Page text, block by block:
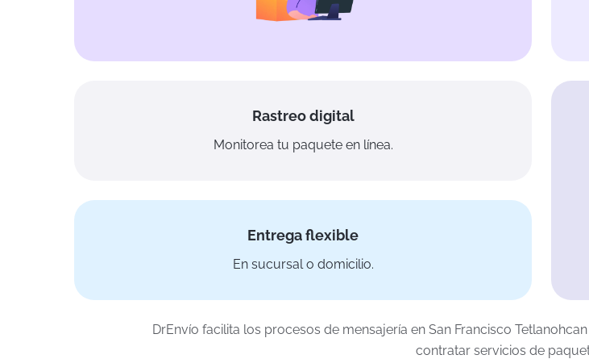
Rastreo digital
Monitorea tu paquete en línea.
Entrega flexible
En sucursal o domicilio.
DrEnvío facilita los procesos de mensajería en San Francisco
contratar servicios de